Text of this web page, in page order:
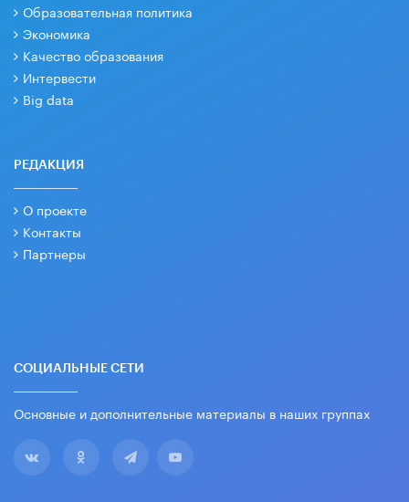
Образовательная политика
Экономика
Качество образования
Интервести
Big data
РЕДАКЦИЯ
О проекте
Контакты
Партнеры
СОЦИАЛЬНЫЕ СЕТИ
Основные и дополнительные материалы в наших группах